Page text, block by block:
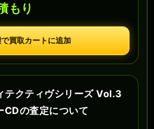
もり
買取カートに追加
テクティヴシリーズ Vol.3
CDの査定について